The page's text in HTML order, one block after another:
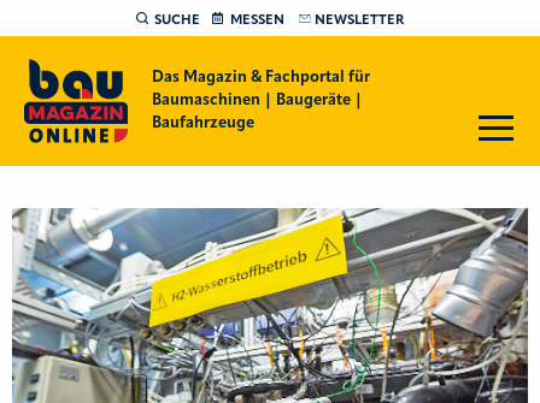
SUCHE MESSEN NEWSLETTER
Das Magazin & Fachportal für
Baumaschinen | Baugeräte |
Baufahrzeuge